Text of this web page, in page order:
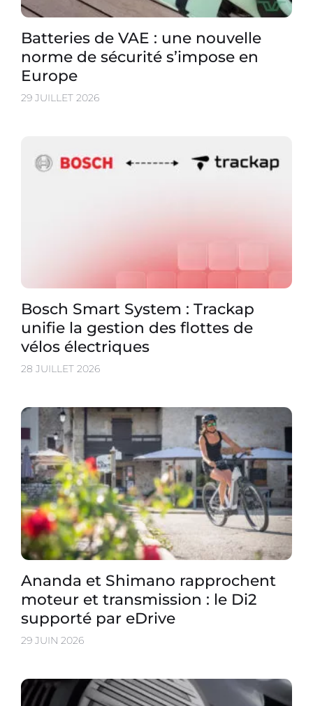
Batteries de VAE : une nouvelle
norme de sécurité s’impose en
Europe
29 JUILLET 2026
Bosch Smart System : Trackap
unifie la gestion des flottes de
vélos électriques
28 JUILLET 2026
Ananda et Shimano rapprochent
moteur et transmission : le Di2
supporté par eDrive
29 JUIN 2026